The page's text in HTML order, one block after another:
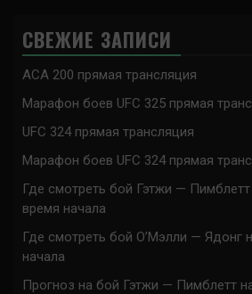
СВЕЖИЕ ЗАПИСИ
ACA 200 прямая трансляция
Марафон боев UFC 325 прямая
UFC 324 прямая трансляция
Марафон боев UFC 324 прямая
Где смотреть бой Гэтжи — Пимблетт
время начала
Где смотреть бой О’Мэлли — Ядонг
начала
Прогноз на бой Гэтжи — Пимблетт